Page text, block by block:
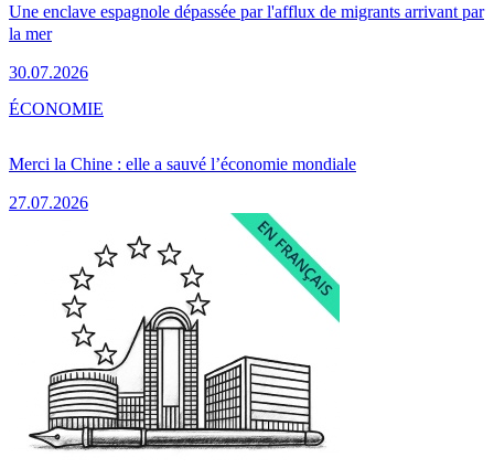
Une enclave espagnole dépassée par l'afflux de migrants arrivant par
la mer
30.07.2026
Merci la Chine : elle a sauvé l’économie mondiale
27.07.2026
ÉCONOMIE